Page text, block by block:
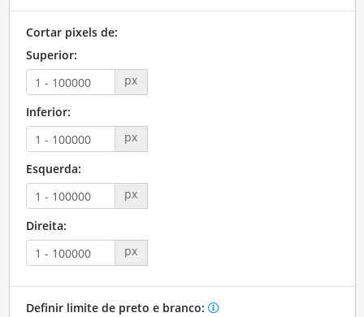
Cortar pixels de:
Superior:
px
Inferior:
px
Esquerda:
px
Direita:
px
Definir limite de preto e branco: